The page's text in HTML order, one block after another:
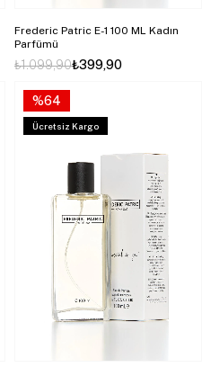
Frederic Patric E-1 100 ML Kadın
Parfümü
₺399,90
₺1.099,90
%64
Ücretsiz Kargo